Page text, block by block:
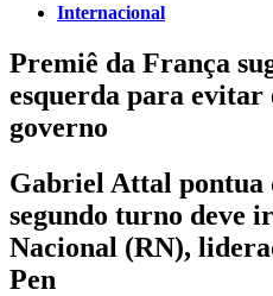
Internacional
Premiê da França
esquerda para
governo
Gabriel Attal pontua
segundo turno deve
Nacional (RN),
Pen